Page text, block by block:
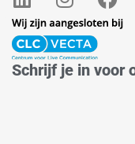
i
n
k
e
n
s
t
a
a
c
b
Schrijf je in voor